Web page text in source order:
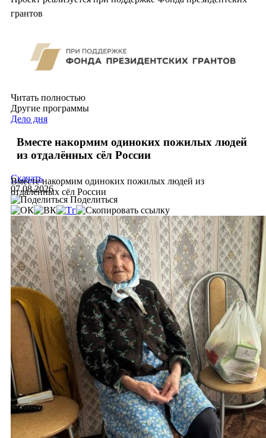
грантов
Читать полностью
Другие программы
Дело дня
Вместе накормим одиноких пожилых людей
из отдалённых сёл России
Вместе накормим одиноких пожилых людей из
отдалённых сёл России
Скачать
07.08.2026
Поделиться